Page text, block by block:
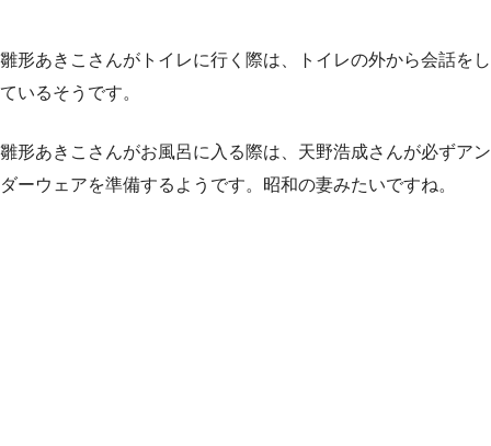
雛形あきこさんがトイレに行く際は、トイレの外から会話をし
ているそうです。
雛形あきこさんがお風呂に入る際は、天野浩成さんが必ずアン
ダーウェアを準備するようです。昭和の妻みたいですね。